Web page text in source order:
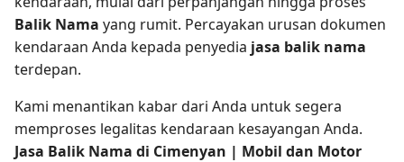
Balik Nama yang rumit. Percayakan urusan dokumen
kendaraan Anda kepada penyedia jasa balik nama
terdepan.
Kami menantikan kabar dari Anda untuk segera
memproses legalitas kendaraan kesayangan Anda.
Jasa Balik Nama di Cimenyan | Mobil dan Motor